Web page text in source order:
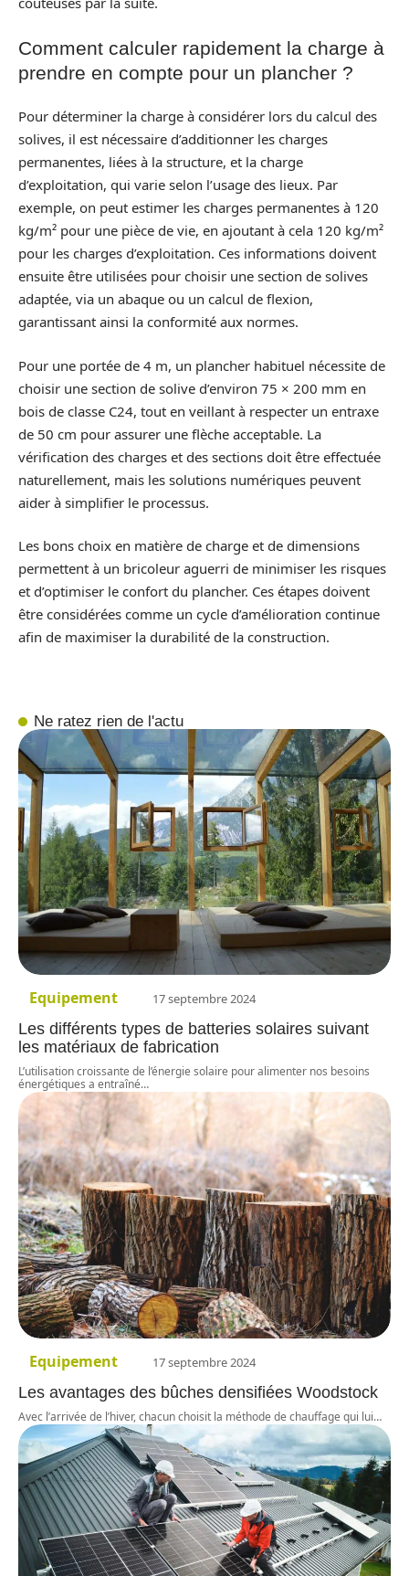
Comment calculer rapidement la charge à
prendre en compte pour un plancher ?
Pour déterminer la charge à considérer lors du calcul des
solives, il est nécessaire d’additionner les charges
permanentes, liées à la structure, et la charge
d’exploitation, qui varie selon l’usage des lieux. Par
exemple, on peut estimer les charges permanentes à 120
kg/m² pour une pièce de vie, en ajoutant à cela 120 kg/m²
pour les charges d’exploitation. Ces informations doivent
ensuite être utilisées pour choisir une section de solives
adaptée, via un abaque ou un calcul de flexion,
garantissant ainsi la conformité aux normes.
Pour une portée de 4 m, un plancher habituel nécessite de
choisir une section de solive d’environ 75 × 200 mm en
bois de classe C24, tout en veillant à respecter un entraxe
de 50 cm pour assurer une flèche acceptable. La
vérification des charges et des sections doit être effectuée
naturellement, mais les solutions numériques peuvent
aider à simplifier le processus.
Les bons choix en matière de charge et de dimensions
permettent à un bricoleur aguerri de minimiser les risques
et d’optimiser le confort du plancher. Ces étapes doivent
être considérées comme un cycle d’amélioration continue
afin de maximiser la durabilité de la construction.
Ne ratez rien de l'actu
Equipement 17 septembre 2024
Les différents types de batteries solaires suivant
les matériaux de fabrication
L’utilisation croissante de l’énergie solaire pour alimenter nos besoins
énergétiques a entraîné…
Equipement 17 septembre 2024
Les avantages des bûches densifiées Woodstock
Avec l’arrivée de l’hiver, chacun choisit la méthode de chauffage qui lui…